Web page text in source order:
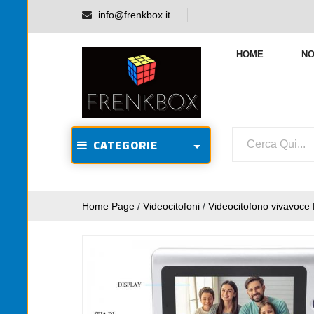
info@frenkbox.it
HOME
CATEGORIE
Home Page / Videocitofoni / Videocitofono